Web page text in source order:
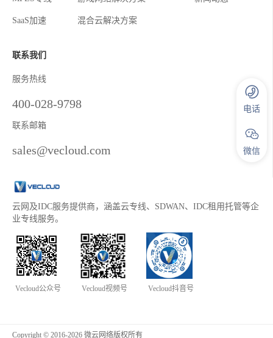
SaaS加速 混合云解决方案
联系我们
服务热线
400-028-9798
联系邮箱
sales@vecloud.com
云网及IDC服务提供商，涵盖云专线、SDWAN、IDC租用托管等企
业专线服务。
Vecloud公众号 Vecloud视频号 Vecloud抖音号
Copyright © 2016-2026 微云网络版权所有
电话
微信